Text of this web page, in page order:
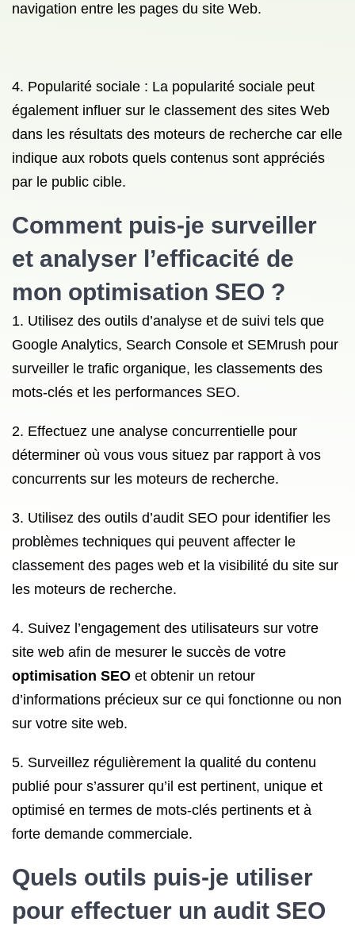
navigation entre les pages du site Web.
4. Popularité sociale : La popularité sociale peut
également influer sur le classement des sites Web
dans les résultats des moteurs de recherche car elle
indique aux robots quels contenus sont appréciés
par le public cible.
Comment puis-je surveiller
et analyser l’efficacité de
mon optimisation SEO ?
1. Utilisez des outils d’analyse et de suivi tels que
Google Analytics, Search Console et SEMrush pour
surveiller le trafic organique, les classements des
mots-clés et les performances SEO.
2. Effectuez une analyse concurrentielle pour
déterminer où vous vous situez par rapport à vos
concurrents sur les moteurs de recherche.
3. Utilisez des outils d’audit SEO pour identifier les
problèmes techniques qui peuvent affecter le
classement des pages web et la visibilité du site sur
les moteurs de recherche.
4. Suivez l’engagement des utilisateurs sur votre
site web afin de mesurer le succès de votre
optimisation SEO et obtenir un retour
d’informations précieux sur ce qui fonctionne ou non
sur votre site web.
5. Surveillez régulièrement la qualité du contenu
publié pour s’assurer qu’il est pertinent, unique et
optimisé en termes de mots-clés pertinents et à
forte demande commerciale.
Quels outils puis-je utiliser
pour effectuer un audit SEO